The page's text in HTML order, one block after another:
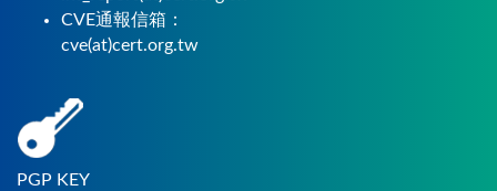
CVE通報信箱：
cve(at)cert.org.tw
PGP KEY